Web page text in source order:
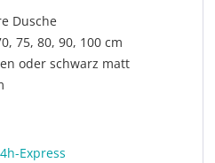
Dusche
75, 80, 90, 100 cm
oder schwarz matt
Express